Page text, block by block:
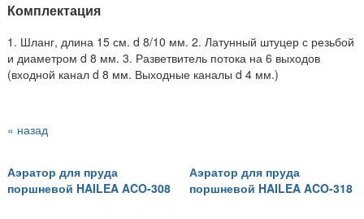
Комплектация
1. Шланг, длина 15 см. d 8/10 мм. 2. Латунный штуцер с резьбой
и диаметром d 8 мм. 3. Разветвитель потока на 6 выходов
(входной канал d 8 мм. Выходные каналы d 4 мм.)
« назад
Аэратор для пруда
поршневой HAILEA ACO-308
Аэратор для пруда
поршневой HAILEA ACO-318